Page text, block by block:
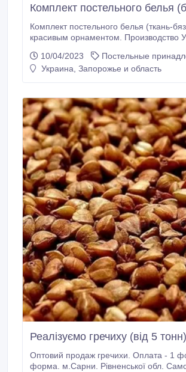
Комплект постельного белья
Комплект постельного белья (ткань-
красивым орнаментом. Производство
-простынь 220*145 см ( 1 шт); -пододеяльник
215*150 см( 1 шт)..
10/04/2023
Постельные
Украина, Запорожье и область
Реалізуємо гречиху (від 5 тонн)
Оптовий продаж гречихи. Оплата - 1
форма. м.Сарни. Рівненської обл.